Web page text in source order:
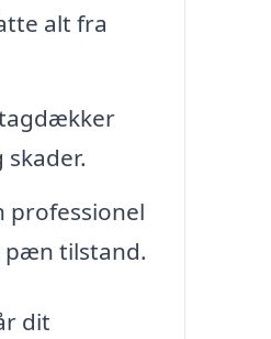
alt fra
professionel
pæn tilstand.
dit